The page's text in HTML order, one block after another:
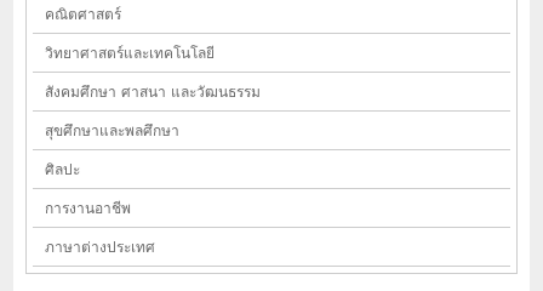
คณิตศาสตร์
วิทยาศาสตร์และเทคโนโลยี
สังคมศึกษา ศาสนา และวัฒนธรรม
สุขศึกษาและพลศึกษา
ศิลปะ
การงานอาชีพ
ภาษาต่างประเทศ